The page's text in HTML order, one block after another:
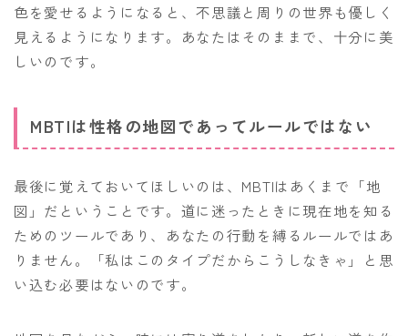
色を愛せるようになると、不思議と周りの世界も優しく
見えるようになります。あなたはそのままで、十分に美
しいのです。
MBTIは性格の地図であってルールではない
最後に覚えておいてほしいのは、MBTIはあくまで「地
図」だということです。道に迷ったときに現在地を知る
ためのツールであり、あなたの行動を縛るルールではあ
りません。「私はこのタイプだからこうしなきゃ」と思
い込む必要はないのです。